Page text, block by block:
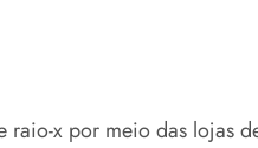
x por meio das lojas